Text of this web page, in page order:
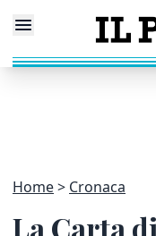
Home Cronaca
La Carta